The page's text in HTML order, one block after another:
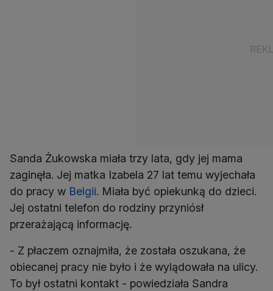
Sanda Żukowska miała trzy lata, gdy jej mama
zaginęła. Jej matka Izabela 27 lat temu wyjechała
do pracy w Belgii. Miała być opiekunką do dzieci.
Jej ostatni telefon do rodziny przyniósł
przerażającą informację.
- Z płaczem oznajmiła, że została oszukana, że
obiecanej pracy nie było i że wylądowała na ulicy.
To był ostatni kontakt - powiedziała Sandra